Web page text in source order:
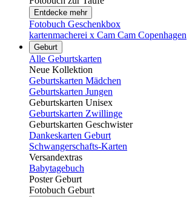
Entdecke mehr
Fotobuch Geschenkbox
kartenmacherei x Cam Cam Copenhagen
Geburt
Alle Geburtskarten
Neue Kollektion
Geburtskarten Mädchen
Geburtskarten Jungen
Geburtskarten Unisex
Geburtskarten Zwillinge
Geburtskarten Geschwister
Dankeskarten Geburt
Schwangerschafts-Karten
Versandextras
Babytagebuch
Poster Geburt
Fotobuch Geburt